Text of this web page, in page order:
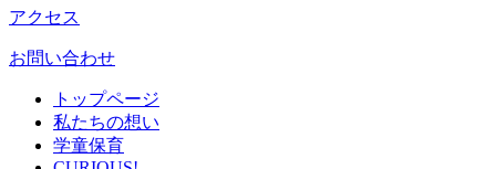
アクセス
お問い合わせ
トップページ
私たちの想い
学童保育